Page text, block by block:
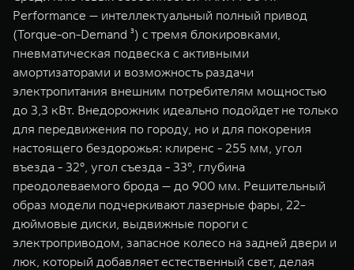
Performance — интеллектуальный полный привод
(Torque-on-Demand ³) с тремя блокировками,
пневматическая подвеска с активными
амортизаторами и возможность раздачи
электропитания внешним потребителям мощностью
до 3,3 кВт. Внедорожник идеально подойдет не только
для передвижения по городу, но и для покорения
настоящего бездорожья: клиренс - 255 мм, угол
въезда - 32°, угол съезда - 33°, глубина
преодолеваемого брода — до 900 мм. Решительный
образ модели подчеркивают лазерные фары, 22-
дюймовые диски, выдвижные пороги с
электроприводом, запасное колесо на задней двери и
люк, который добавляет естественный свет, делая